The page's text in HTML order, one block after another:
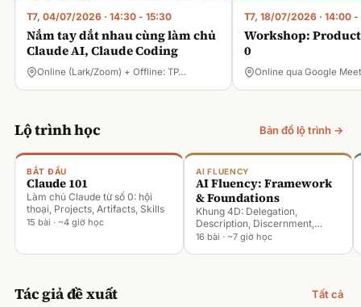
T7, 04/07/2026 · 14:30 - 15:30
Nắm tay dắt nhau cùng làm chủ
Claude AI, Claude Coding
Online (Lark/Zoom) + Offline: TP…
T7, 18/07/2026 · 14:00 -
Workshop:
0
Online qua Google Meet
Lộ trình học Bản đồ lộ trình →
BẮT ĐẦU
Claude 101
Làm chủ Claude từ số 0: hội
thoại, Projects, Artifacts, Skills
15 bài · ~4 giờ học
AI FLUENCY
AI Fluency: Framework
& Foundations
Khung 4D: Delegation,
Description, Discernment,
Diligence
16 bài · ~7 giờ học
Tác giả đề xuất Tất cả